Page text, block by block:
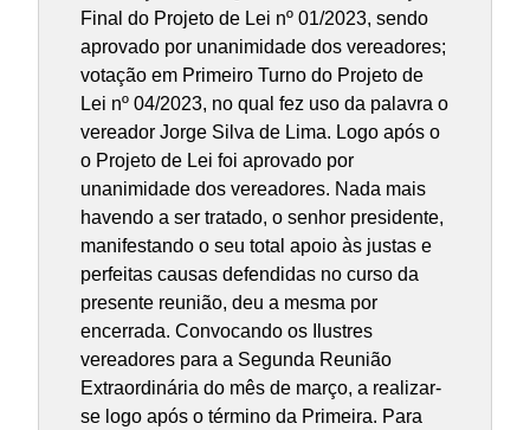
Final do Projeto de Lei nº 01/2023, sendo
aprovado por unanimidade dos vereadores;
votação em Primeiro Turno do Projeto de
Lei nº 04/2023, no qual fez uso da palavra o
vereador Jorge Silva de Lima. Logo após o
o Projeto de Lei foi aprovado por
unanimidade dos vereadores. Nada mais
havendo a ser tratado, o senhor presidente,
manifestando o seu total apoio às justas e
perfeitas causas defendidas no curso da
presente reunião, deu a mesma por
encerrada. Convocando os Ilustres
vereadores para a Segunda Reunião
Extraordinária do mês de março, a realizar-
se logo após o término da Primeira. Para